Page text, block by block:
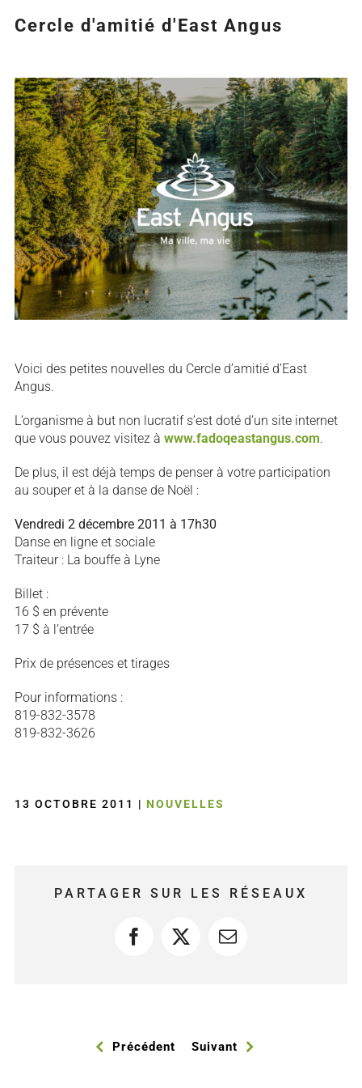
Cercle d'amitié d'East Angus
Agrandir
l&apos;image
Voici des petites nouvelles du Cercle d’amitié d’East
Angus.
L’organisme à but non lucratif s’est doté d’un site internet
que vous pouvez visitez à www.fadoqeastangus.com.
De plus, il est déjà temps de penser à votre participation
au souper et à la danse de Noël :
Vendredi 2 décembre 2011 à 17h30
Danse en ligne et sociale
Traiteur : La bouffe à Lyne
Billet :
16 $ en prévente
17 $ à l’entrée
Prix de présences et tirages
Pour informations :
819-832-3578
819-832-3626
13 OCTOBRE 2011 | NOUVELLES
PARTAGER SUR LES RÉSEAUX
Facebook
X Courriel
Précédent Suivant